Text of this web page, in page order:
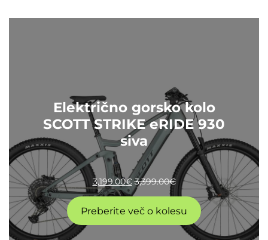
Električno gorsko kolo
SCOTT STRIKE eRIDE 930
siva
3,199.00€ 3,399.00€
Preberite več o kolesu